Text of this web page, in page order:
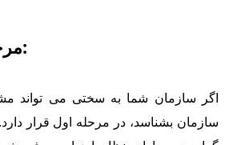
۱) مرحله اول؛ آگاهی:
اگر سازمان شما به سختی می تواند
سازمان بشناسد، در مرحله اول قرار